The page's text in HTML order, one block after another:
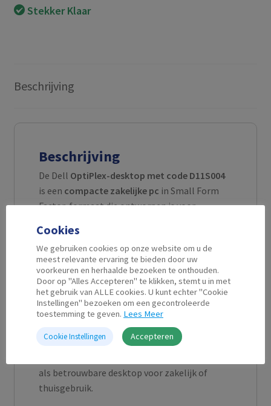
Stekker Klaar
Beschrijving
Beschrijving
De Dell OptiPlex-desktop met code D11S004
is een compacte zakelijke pc in Small Form
Factor-formaat die ontworpen is voor
multitasking. Deze systemen worden vaak
geleverd metIntel Core-processors i3, 8GB
DDR4-werkgeheugen, 256GBSSD-opslagen
integreerde Intel-graphics, en bieden diverse
USB-, video- en netwerkpoortenvoor
randapparatuur en monitors.Dankzij het
compacte formaat nemen ze weinig
bureauruimte in, zijn ze makkelijk uitbreidbaar
als betrouwbare desktop voor zakelijk of
thuisgebruik.
Cookies
We gebruiken cookies op onze website om u de
meest relevante ervaring te bieden door uw
voorkeuren en herhaalde bezoeken te onthouden.
Door op "Alles Accepteren" te klikken, stemt u in met
het gebruik van ALLE cookies. U kunt echter "Cookie
Instellingen" bezoeken om een gecontroleerde
toestemming te geven. Lees Meer
Cookie Instellingen Accepteren